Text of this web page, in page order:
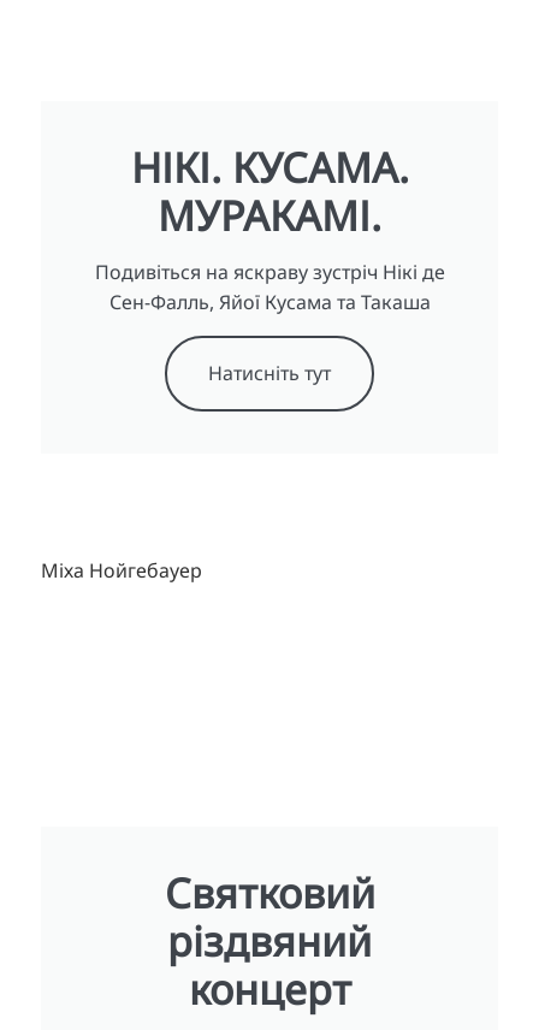
НІКІ. КУСАМА.
МУРАКАМІ.
Подивіться на яскраву зустріч Нікі де
Сен-Фалль, Яйої Кусама та Такаша
Натисніть тут
Міха Нойгебауер
Святковий
різдвяний
концерт